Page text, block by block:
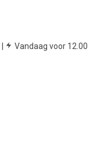
|
Vandaag voor 12.00